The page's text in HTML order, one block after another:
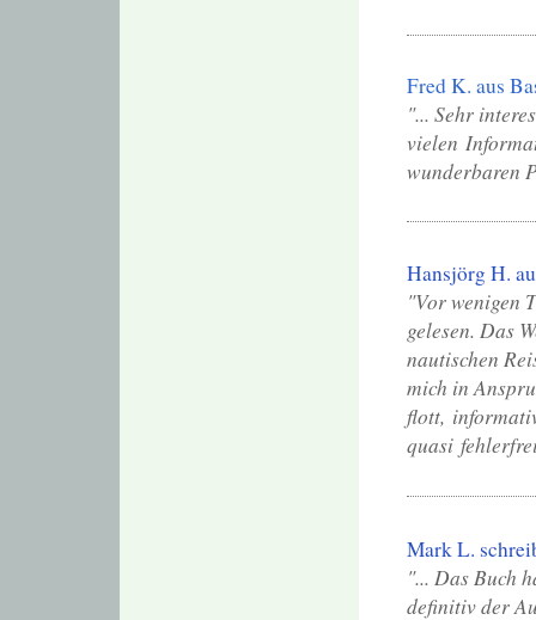
Fred K. aus
"... Sehr
vielen
wunderbaren
Hansjörg H.
"Vor wenigen
gelesen. Das
nautischen
mich in
flott,
quasi
Mark L.
"... Das Buch
definitiv der